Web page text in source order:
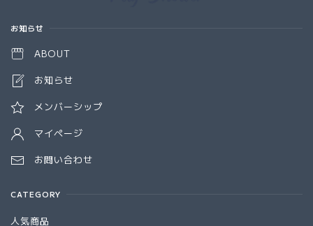
お知らせ
ABOUT
お知らせ
メンバーシップ
マイページ
お問い合わせ
CATEGORY
人気商品